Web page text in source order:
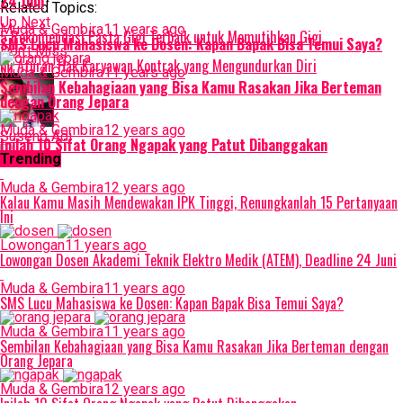
Related Topics:
Up Next
5 Rekomendasi Pasta Gigi Terbaik untuk Memutihkan Gigi
Don't Miss
Ini Aturan Hak Karyawan Kontrak yang Mengundurkan Diri
Suseno Adi
Muda & Gembira11 years ago
SMS Lucu Mahasiswa ke Dosen: Kapan Bapak Bisa Temui Saya?
Muda & Gembira11 years ago
Sembilan Kebahagiaan yang Bisa Kamu Rasakan Jika Berteman
dengan Orang Jepara
Muda & Gembira12 years ago
Inilah 10 Sifat Orang Ngapak yang Patut Dibanggakan
Trending
Muda & Gembira12 years ago
Kalau Kamu Masih Mendewakan IPK Tinggi, Renungkanlah 15 Pertanyaan
Ini
Lowongan11 years ago
Lowongan Dosen Akademi Teknik Elektro Medik (ATEM), Deadline 24 Juni
Muda & Gembira11 years ago
SMS Lucu Mahasiswa ke Dosen: Kapan Bapak Bisa Temui Saya?
Muda & Gembira11 years ago
Sembilan Kebahagiaan yang Bisa Kamu Rasakan Jika Berteman dengan
Orang Jepara
Muda & Gembira12 years ago